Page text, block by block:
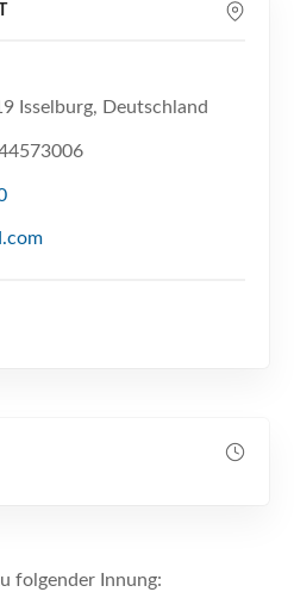
Isselburg, Deutschland
folgender Innung: